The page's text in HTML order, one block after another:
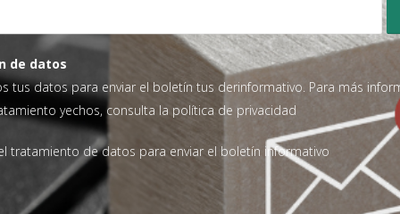
de datos
tus datos para enviar el boletín tus derinformativo. Para más
yechos, consulta la política de privacidad
tratamiento de datos para enviar el boletín informativo
coste al comprar un nº
Ha cumplido nuestras
comprábamos hasta ahora
ANGEL MOYA